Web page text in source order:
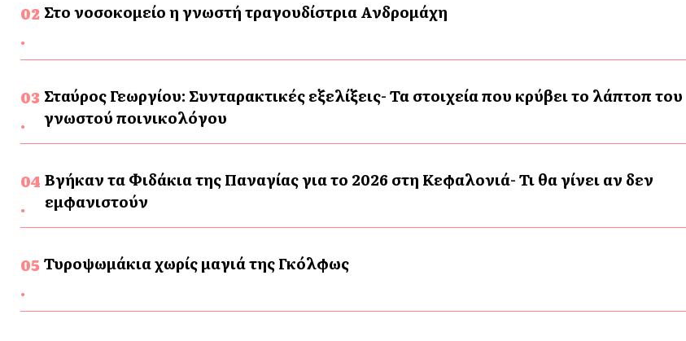
Στο νοσοκομείο η γνωστή τραγουδίστρια Ανδρομάχη
Σταύρος Γεωργίου: Συνταρακτικές εξελίξεις- Τα στοιχεία που κρύβει το λάπτοπ του
γνωστού ποινικολόγου
Βγήκαν τα Φιδάκια της Παναγίας για το 2026 στη Κεφαλονιά- Τι θα γίνει αν δεν
εμφανιστούν
Τυροψωμάκια χωρίς μαγιά της Γκόλφως